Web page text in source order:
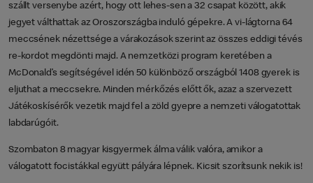
szállt versenybe azért, hogy ott lehes-sen a 32 csapat között, akik
jegyet válthattak az Oroszországba induló gépekre. A vi-lágtorna 64
meccsének nézettsége a várakozások szerint az összes eddigi tévés
re-kordot megdönti majd. A nemzetközi program keretében a
McDonald’s segítségével idén 50 különböző országból 1408 gyerek is
eljuthat a meccsekre. Minden mérkőzés előtt ők, azaz a szervezett
Játékoskísérők vezetik majd fel a zöld gyepre a nemzeti válogatottak
labdarúgóit.
Szombaton 8 magyar kisgyermek álma válik valóra, amikor a
válogatott focistákkal együtt pályára lépnek. Kicsit szorítsunk nekik is!